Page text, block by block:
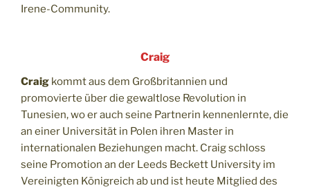
Irene-Community.
Craig
Craig kommt aus dem Großbritannien und
promovierte über die gewaltlose Revolution in
Tunesien, wo er auch seine Partnerin kennenlernte, die
an einer Universität in Polen ihren Master in
internationalen Beziehungen macht. Craig schloss
seine Promotion an der Leeds Beckett University im
Vereinigten Königreich ab und ist heute Mitglied des